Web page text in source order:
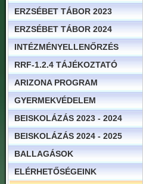
ERZSÉBET TÁBOR 2023
ERZSÉBET TÁBOR 2024
INTÉZMÉNYELLENŐRZÉS
RRF-1.2.4 TÁJÉKOZTATÓ
ARIZONA PROGRAM
GYERMEKVÉDELEM
BEISKOLÁZÁS 2023 - 2024
BEISKOLÁZÁS 2024 - 2025
BALLAGÁSOK
ELÉRHETŐSÉGEINK